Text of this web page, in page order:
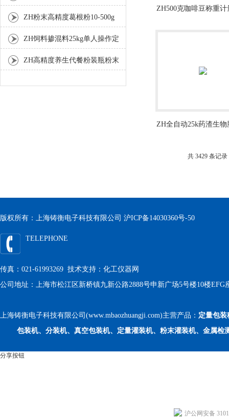
空包装机
ZH粉末高精度葛根粉10-500g
自动包装机
ZH饲料掺混料25kg单人操作定
量包装机
ZH高精度养生代餐粉装瓶粉末
ZH500克咖啡豆称重
ZH全自动25k药渣生物
共 3429 条记
版权所有：上海铸衡电子科技有限公司 沪ICP备14030360号-50
TELEPHONE
传真：021-61993269 技术支持： 化工仪器网
公司地址：上海市松江区新桥镇九新公路2888号申新广场5号楼10楼EFG
上海铸衡电子科技有限公司(www.mbaozhuangji.com)主营产品： 定量包装
包装机、分装机、真空包装机、定量灌装机、粉末灌装机、金属检
分享按钮
沪公网安备